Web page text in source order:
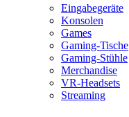
Eingabegeräte
Konsolen
Games
Gaming-Tische
Gaming-Stühle
Merchandise
VR-Headsets
Streaming